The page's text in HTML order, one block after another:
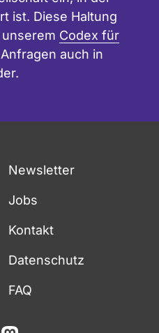
ist. Diese Haltung
Codex für
auch in
Newsletter
Jobs
Kontakt
Datenschutz
FAQ